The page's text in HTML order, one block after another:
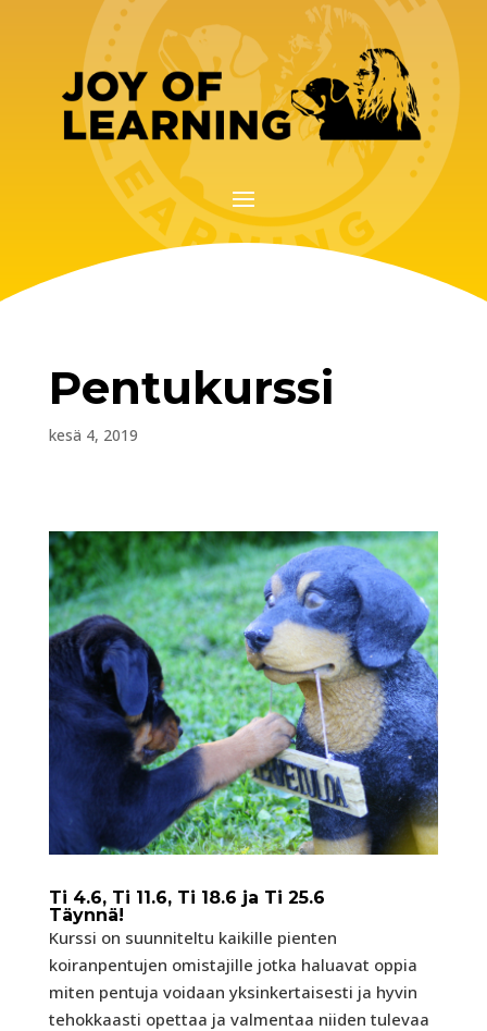
Pentukurssi
kesä 4, 2019
Ti 4.6, Ti 11.6, Ti 18.6 ja Ti 25.6
Täynnä!
Kurssi on suunniteltu kaikille pienten
koiranpentujen omistajille jotka haluavat oppia
miten pentuja voidaan yksinkertaisesti ja hyvin
tehokkaasti opettaa ja valmentaa niiden tulevaa